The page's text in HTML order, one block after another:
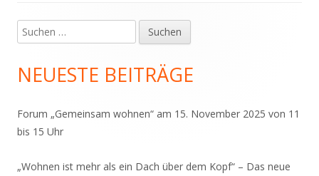
Haupt-
Seitenleiste
Suchen
nach:
NEUESTE BEITRÄGE
Forum „Gemeinsam wohnen“ am 15. November 2025 von 11
bis 15 Uhr
„Wohnen ist mehr als ein Dach über dem Kopf“ – Das neue